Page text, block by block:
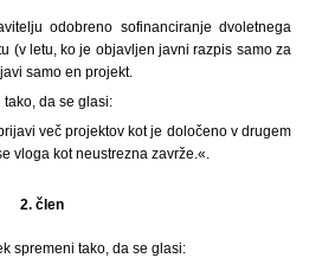
odobreno sofinanciranje dvoletnega
(v letu, ko je objavljen javni razpis samo za
samo en projekt.
da se glasi:
več projektov kot je določeno v drugem
vloga kot neustrezna zavrže.«.
2. člen
spremeni tako, da se glasi: